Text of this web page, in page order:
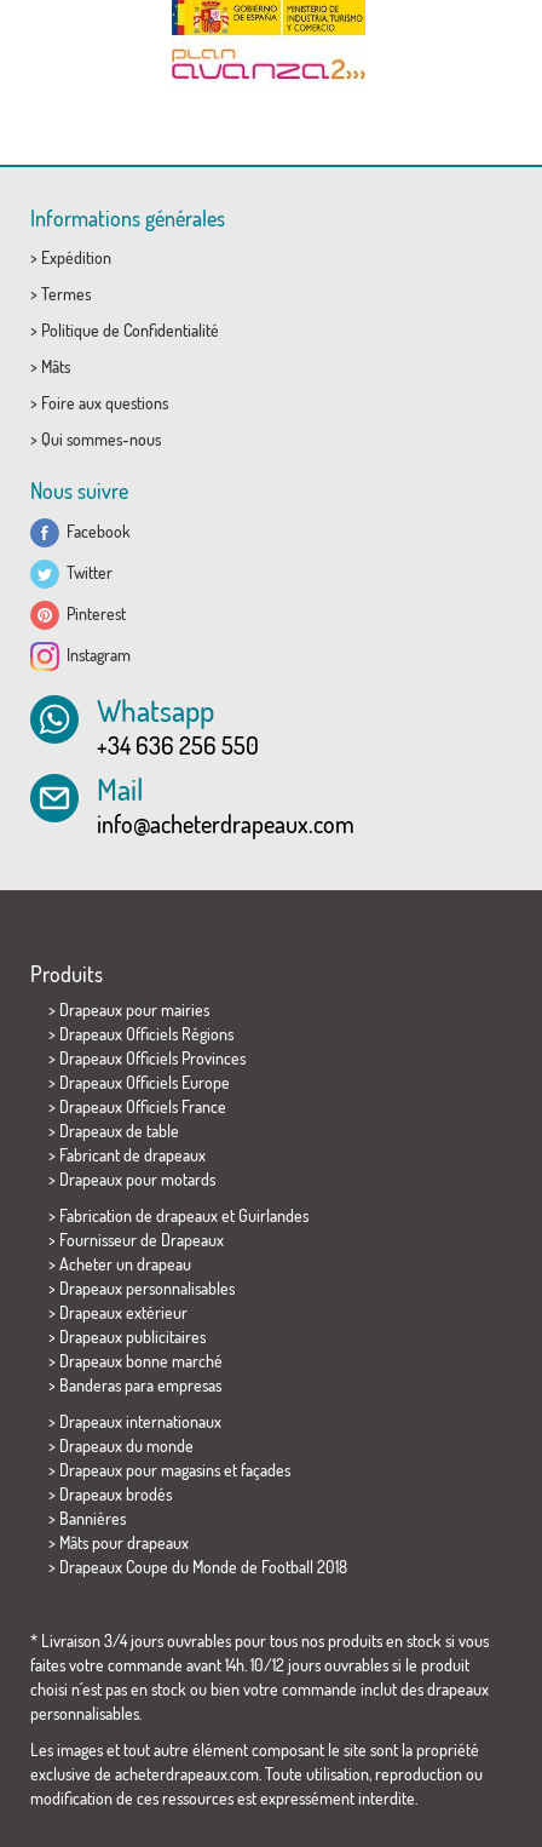
Informations générales
> Expédition
> Termes
> Politique de Confidentialité
> Mâts
> Foire aux questions
> Qui sommes-nous
Nous suivre
Facebook
Twitter
Pinterest
Instagram
Whatsapp
+34 636 256 550
Mail
info@acheterdrapeaux.com
Produits
> Drapeaux pour mairies
> Drapeaux Officiels Régions
> Drapeaux Officiels Provinces
> Drapeaux Officiels Europe
> Drapeaux Officiels France
> Drapeaux de table
> Fabricant de drapeaux
> Drapeaux pour motards
> Fabrication de drapeaux et Guirlandes
> Fournisseur de Drapeaux
> Acheter un drapeau
> Drapeaux personnalisables
> Drapeaux extérieur
> Drapeaux publicitaires
> Drapeaux bonne marché
> Banderas para empresas
> Drapeaux internationaux
> Drapeaux du monde
> Drapeaux pour magasins et façades
> Drapeaux brodés
> Bannières
> Mâts pour drapeaux
> Drapeaux Coupe du Monde de Football 2018
* Livraison 3/4 jours ouvrables pour tous nos produits en stock si vous
faites votre commande avant 14h. 10/12 jours ouvrables si le produit
choisi n´est pas en stock ou bien votre commande inclut des drapeaux
personnalisables.
Les images et tout autre élément composant le site sont la propriété
exclusive de acheterdrapeaux.com. Toute utilisation, reproduction ou
modification de ces ressources est expressément interdite.